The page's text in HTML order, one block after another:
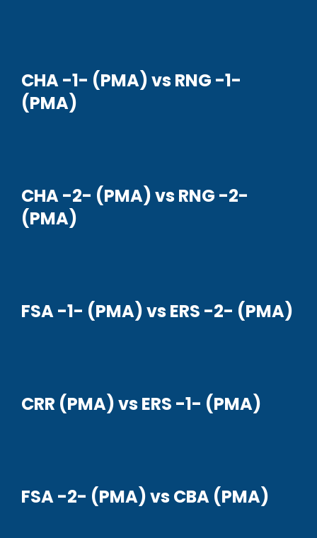
CHA -1- (PMA) vs RNG -1-
(PMA)
CHA -2- (PMA) vs RNG -2-
(PMA)
FSA -1- (PMA) vs ERS -2- (PMA)
CRR (PMA) vs ERS -1- (PMA)
FSA -2- (PMA) vs CBA (PMA)